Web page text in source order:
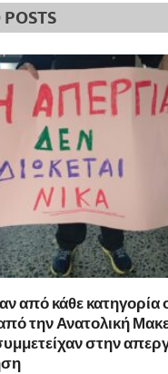
από κάθε κατηγορία
την Ανατολική
στην